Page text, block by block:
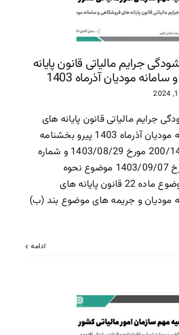
آذرماه 1403
سازمان امور مالیاتی
جرایم مالیاتی قانون پایانه
مودیان آذرماه 1403
جرایم مالیاتی قانون پایانه های
فروشگاهی و سامانه مودیان آذرماه 1403 پیرو بخشنامه
های شماره 200/1403/24 مورخ 1403/08/29 و شماره
200/66896/د مورخ 1403/09/07 موضوع نحوه
بخشودگی جرائم موضوع ماده 22 قانون پایانه های
مودیان و جریمه های موضوع بند (ب)
ادامه